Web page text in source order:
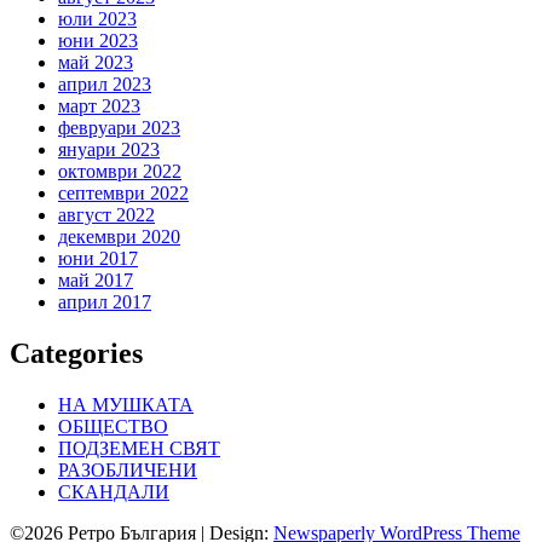
юли 2023
юни 2023
май 2023
април 2023
март 2023
февруари 2023
януари 2023
октомври 2022
септември 2022
август 2022
декември 2020
юни 2017
май 2017
април 2017
Categories
НА МУШКАТА
ОБЩЕСТВО
ПОДЗЕМЕН СВЯТ
РАЗОБЛИЧЕНИ
СКАНДАЛИ
©2026 Ретро България | Design: Newspaperly WordPress Theme